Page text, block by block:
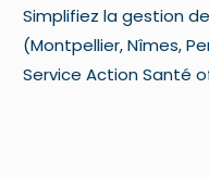
Simplifiez la gestion
(Montpellier, Nîmes,
Service Action Santé